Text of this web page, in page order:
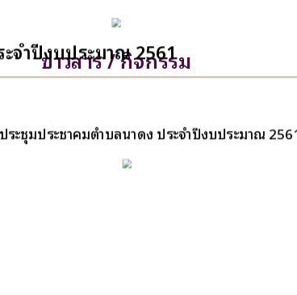
ข่าวสาร / กิจกรรม
จำปีงบประมาณ 2561
ชุมประชาคมตำบลนาดง ประจำปีงบประมาณ